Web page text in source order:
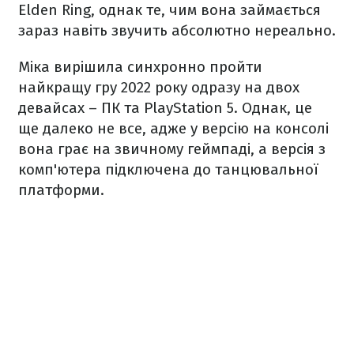
Elden Ring, однак те, чим вона займається
зараз навіть звучить абсолютно нереально.
Міка вирішила синхронно пройти
найкращу гру 2022 року одразу на двох
девайсах – ПК та PlayStation 5. Однак, це
ще далеко не все, адже у версію на консолі
вона грає на звичному геймпаді, а версія з
комп'ютера підключена до танцювальної
платформи.